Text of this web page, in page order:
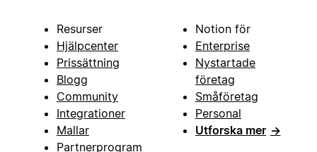
Resurser
Hjälpcenter
Prissättning
Blogg
Community
Integrationer
Mallar
Partnerprogram
Notion för
Enterprise
Nystartade
företag
Småföretag
Personal
Utforska mer →